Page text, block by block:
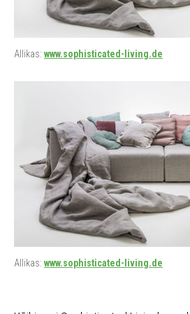
Allikas: www.sophisticated-living.de
Allikas: www.sophisticated-living.de